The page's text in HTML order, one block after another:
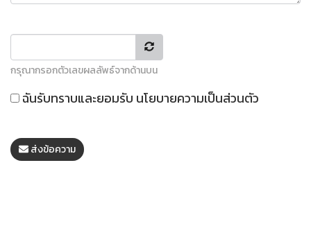
กรุณากรอกตัวเลขผลลัพธ์จากด้านบน
ฉันรับทราบและยอมรับ นโยบายความเป็นส่วนตัว
ส่งข้อความ